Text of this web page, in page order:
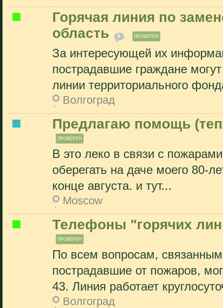
Горячая линия по
область
0 ПРОВЕРЕН
За интересующей их
пострадавшие граждане
линии территориального
Волгоград
Предлагаю помощь
ПРОВЕРЕН
В это леко в связи с
оберегать на даче моего 80-
конце августа. и тут...
Moscow
Телефоны "горячих
ПРОВЕРЕН
По всем вопросам,
пострадавшие от пожаров,
43. Линия работает
Волгоград